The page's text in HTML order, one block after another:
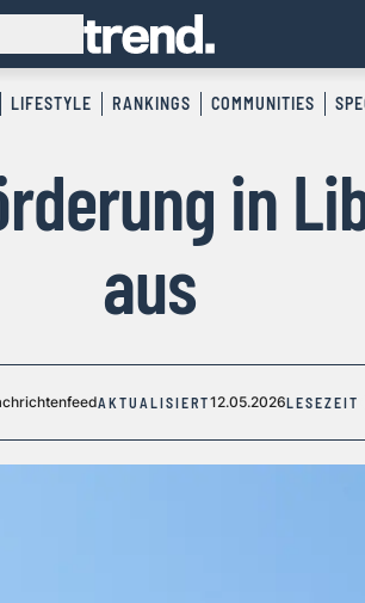
LIFESTYLE RANKINGS COMMUNITIES
in
aus
AKTUALISIERT12.05.2026LESEZEIT